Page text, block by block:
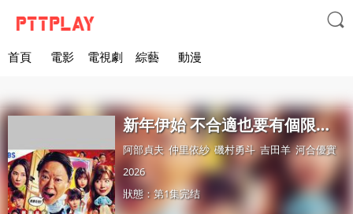

首頁 電影 電視劇 綜藝 動漫
新年伊始 不合適也要有個限度！～不能認真聊聊嗎？～
阿部貞夫 仲里依紗 磯村勇斗 吉田羊 河合優實
2026
狀態：第1集完结